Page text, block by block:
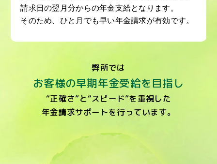
請求日の翌月分からの年金支給となります。
そのため、ひと月でも早い年金請求が有効です。
弊所では
お客様の早期年金受給を目指し
“正確さ”と“スピード”を重視した
年金請求サポートを行っています。